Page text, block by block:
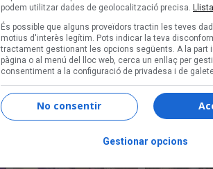
podem utilitzar dades de geolocalització precisa.
És possible que alguns proveïdors tractin les teves
motius d'interès legítim. Pots indicar la teva
tractament gestionant les opcions següents. A la part
pàgina o al menú del lloc web, cerca un enllaç per
consentiment a la configuració de privadesa i de
No consentir
Gestionar opcions